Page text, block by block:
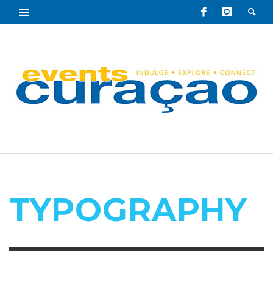
TYPOGRAPHY